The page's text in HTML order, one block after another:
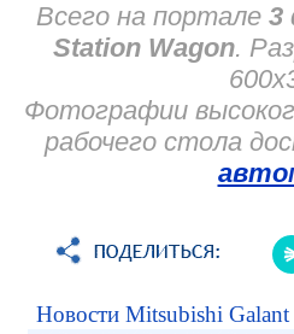
Всего на портале 3
Station Wagon.
Фотографии
рабочего стола
Новости Mitsubishi Galant